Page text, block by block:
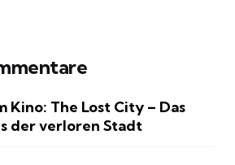
Kino: The Lost City – Das
der verloren Stadt